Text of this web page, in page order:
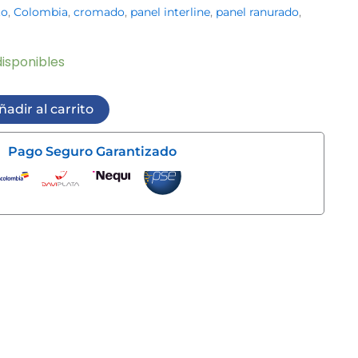
, Colombia, cromado, panel interline, panel ranurado,
al carrito
Pago Seguro Garantizado